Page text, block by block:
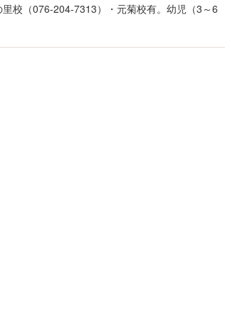
校（076-204-7313）・元菊校有。幼児（3～6